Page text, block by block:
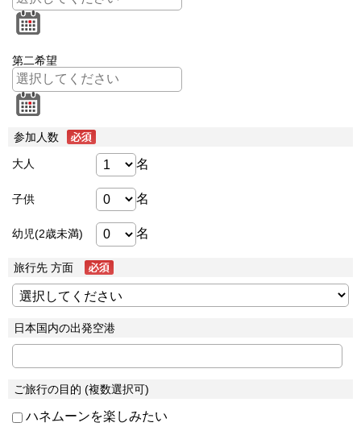
第二希望
参加人数
大人 名
子供 名
幼児(2歳未満) 名
旅行先 方面
日本国内の出発空港
ご旅行の目的 (複数選択可)
ハネムーンを楽しみたい